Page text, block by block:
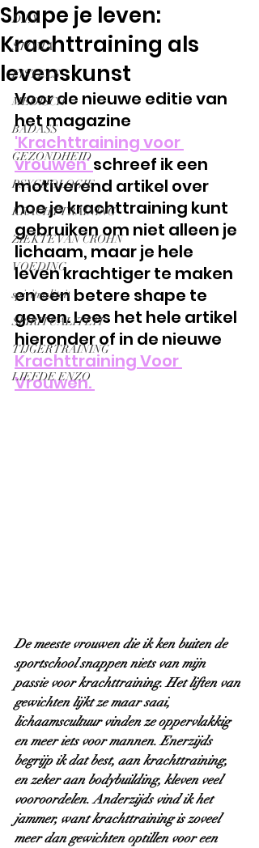
D.I.Y.
STOMA
FISTELS
MEDISCH
BADASS
GEZONDHEID
PSYCHOLOGIE
KRACHTTRAINING
ZIEKTE VAN CROHN
VOEDING
spiritualiteit
SPIRITUALITEIT
TIJGER TRAINING
LIEFDE ENZO
Shape je leven:
Krachttraining als
levenskunst
Voor de nieuwe editie van
het magazine
'Krachttraining voor
vrouwen' schreef ik een
motiverend artikel over
hoe je krachttraining kunt
gebruiken om niet alleen je
lichaam, maar je hele
leven krachtiger te maken
en een betere shape te
geven. Lees het hele artikel
hieronder of in de nieuwe
Krachttraining Voor
Vrouwen.
De meeste vrouwen die ik ken buiten de
sportschool snappen niets van mijn
passie voor krachttraining. Het liften van
gewichten lijkt ze maar saai,
lichaamscultuur vinden ze oppervlakkig
en meer iets voor mannen. Enerzijds
begrijp ik dat best, aan krachttraining,
en zeker aan bodybuilding, kleven veel
vooroordelen. Anderzijds vind ik het
jammer, want krachttraining is zoveel
meer dan gewichten optillen voor een